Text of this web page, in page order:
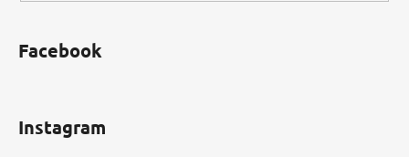
Facebook
Instagram